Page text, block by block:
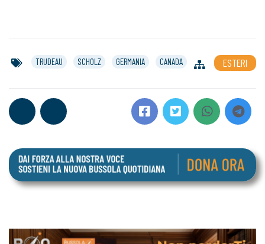
TRUDEAU SCHOLZ GERMANIA CANADA ESTERI